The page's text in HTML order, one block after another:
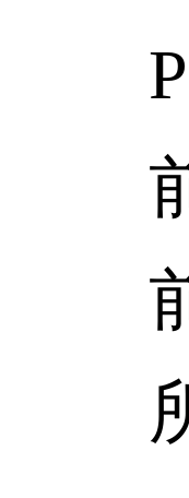
PC
前
前
所